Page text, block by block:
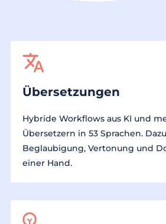
Übersetzungen
Hybride Workflows aus KI und
Übersetzern in 53 Sprachen.
Beglaubigung, Vertonung und
einer Hand.